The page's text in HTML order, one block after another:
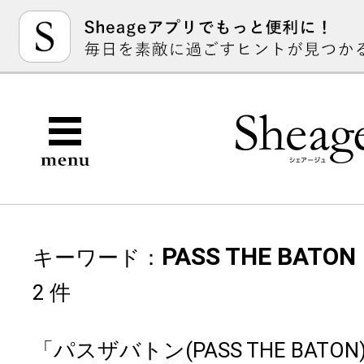
キーワード： PASS THE
2 件
「パスザバトン(PASS THE